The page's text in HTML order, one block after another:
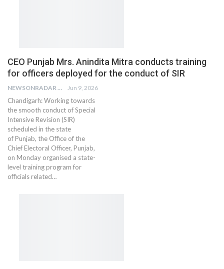
CEO Punjab Mrs. Anindita Mitra conducts training
for officers deployed for the conduct of SIR
NEWSONRADAR BUREAU Jun 9, 2026
Chandigarh: Working towards
the smooth conduct of Special
Intensive Revision (SIR)
scheduled in the state
of Punjab, the Office of the
Chief Electoral Officer, Punjab,
on Monday organised a state-
level training program for
officials related…